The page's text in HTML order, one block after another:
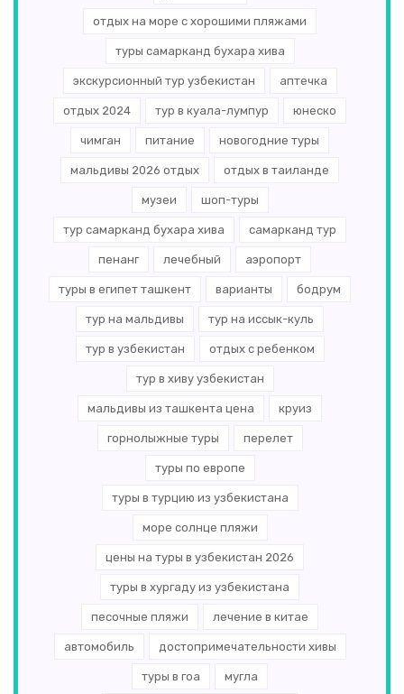
отдых на море с хорошими пляжами
туры самарканд бухара хива
экскурсионный тур узбекистан аптечка
отдых 2024 тур в куала-лумпур юнеско
чимган питание новогодние туры
мальдивы 2026 отдых отдых в таиланде
музеи шоп-туры
тур самарканд бухара хива самарканд тур
пенанг лечебный аэропорт
туры в египет ташкент варианты бодрум
тур на мальдивы тур на иссык-куль
тур в узбекистан отдых с ребенком
тур в хиву узбекистан
мальдивы из ташкента цена круиз
горнолыжные туры перелет
туры по европе
туры в турцию из узбекистана
море солнце пляжи
цены на туры в узбекистан 2026
туры в хургаду из узбекистана
песочные пляжи лечение в китае
автомобиль достопримечательности хивы
туры в гоа мугла